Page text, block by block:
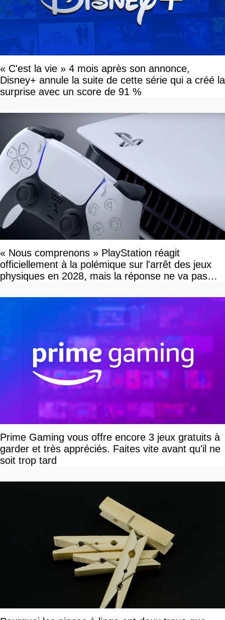
« C'est la vie » 4 mois après son annonce,
Disney+ annule la suite de cette série qui a créé la
surprise avec un score de 91 %
« Nous comprenons » PlayStation réagit
officiellement à la polémique sur l'arrêt des jeux
physiques en 2028, mais la réponse ne va pas
Prime Gaming vous offre encore 3 jeux gratuits à
garder et très appréciés. Faites vite avant qu'il ne
soit trop tard